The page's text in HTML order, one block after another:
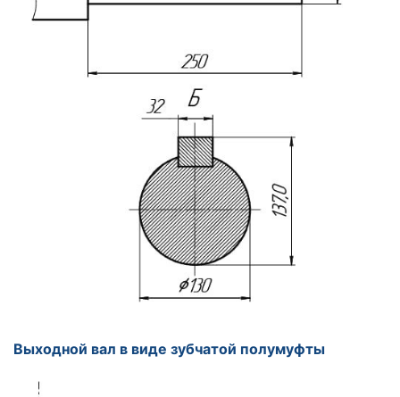
Выходной вал в виде зубчатой полумуфты